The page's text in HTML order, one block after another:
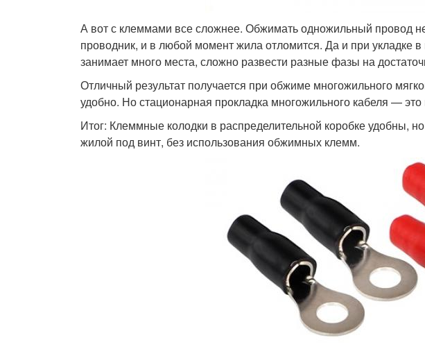
А вот с клеммами все сложнее. Обжимать одножильный провод
проводник, и в любой момент жила отломится. Да и при укладке
занимает много места, сложно развести разные фазы на
Отличный результат получается при обжиме многожильного
удобно. Но стационарная прокладка многожильного кабеля — это
Итог: Клеммные колодки в распределительной коробке удобны,
жилой под винт, без использования обжимных клемм.